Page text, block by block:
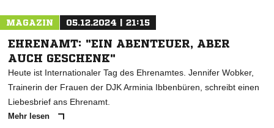
MAGAZIN 05.12.2024 | 21:15
EHRENAMT: "EIN ABENTEUER, ABER
AUCH GESCHENK"
Heute ist Internationaler Tag des Ehrenamtes. Jennifer Wobker,
Trainerin der Frauen der DJK Arminia Ibbenbüren, schreibt einen
Liebesbrief ans Ehrenamt.
Mehr lesen